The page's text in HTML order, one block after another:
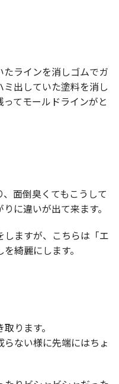
ラインを消しゴムでガ
出していた塗料を消し
てモールドラインがと
面倒臭くてもこうして
に違いが出て来ます。
ますが、こちらは「エ
綺麗にします。
ります。
ない様に先端にはちょ